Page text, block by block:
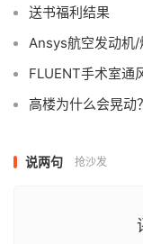
送书福利结果
Ansys航空发动机
FLUENT手术室通
高楼为什么会晃动
说两句 抢沙发